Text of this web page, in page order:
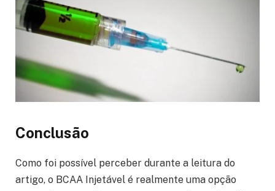
Conclusão
Como foi possível perceber durante a leitura do
artigo, o BCAA Injetável é realmente uma opção